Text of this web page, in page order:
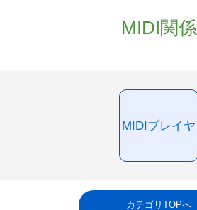
MIDI関係
MIDIプレイヤ
カテゴリTOPへ